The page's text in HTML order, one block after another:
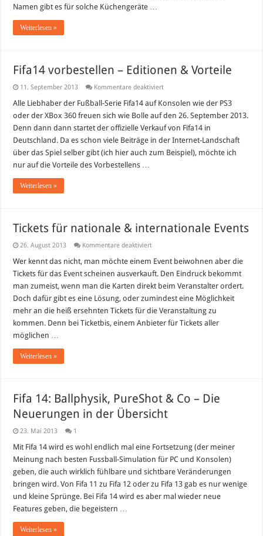
Namen gibt es für solche Küchengeräte …
Weiterlesen »
Fifa14 vorbestellen – Editionen & Vorteile
11. September 2013 Kommentare deaktiviertfür
vorbestellen
Editionen
&
Vorteile
Alle Liebhaber der Fußball-Serie Fifa14 auf Konsolen wie der PS3
oder der XBox 360 freuen sich wie Bolle auf den 26. September 2013.
Denn dann dann startet der offizielle Verkauf von Fifa14 in
Deutschland. Da es schon viele Beiträge in der Internet-Landschaft
über das Spiel selber gibt (ich hier auch zum Beispiel), möchte ich
nur auf die Vorteile des Vorbestellens …
Weiterlesen »
Tickets für nationale & internationale Events
26. August 2013 Kommentare deaktiviertfür
für
&
internationale
Events
Wer kennt das nicht, man möchte einem Event beiwohnen aber die
Tickets für das Event scheinen ausverkauft. Den Eindruck bekommt
man zumeist, wenn man die Karten direkt beim Veranstalter ordert.
Doch dafür gibt es eine Lösung, oder zumindest eine Möglichkeit
mehr an die heiß ersehnten Tickets für die Veranstaltung zu
kommen. Denn bei Ticketbis, einem Anbieter für Tickets aller
möglichen …
Weiterlesen »
Fifa 14: Ballphysik, PureShot & Co – Die
Neuerungen in der Übersicht
23. Mai 2013 1
Mit Fifa 14 wird es wohl endlich mal eine Fortsetzung (der meiner
Meinung nach besten Fussball-Simulation für PC und Konsolen)
geben, die auch wirklich fühlbare und sichtbare Veränderungen
bringen wird. Von Fifa 11 zu Fifa 12 oder zu Fifa 13 gab es nur wenige
und kleine Sprünge. Bei Fifa 14 wird es aber mal wieder neue
Features geben, die begeistern …
Weiterlesen »